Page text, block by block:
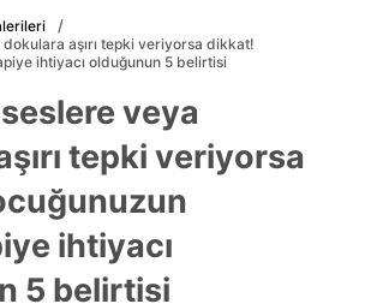
aşırı tepki veriyorsa dikkat!
ihtiyacı olduğunun 5 belirtisi
veya
tepki veriyorsa
ihtiyacı
5 belirtisi